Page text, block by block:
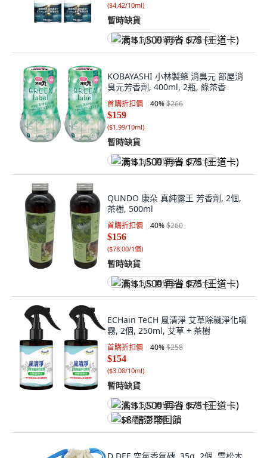
($4.42/10ml)
暫時缺貨
满 $1,500 再省 $75 (王道卡)
KOBAYASHI 小林製藥 消臭元 部屋消
臭元芳香劑, 400ml, 2瓶, 綠茶香
首購折扣價 40%$266
$159
($1.99/10ml)
暫時缺貨
满 $1,500 再省 $75 (王道卡)
QUNDO 康朵 真純露王 芳香劑, 2個,
茶樹, 500ml
首購折扣價 40%$260
$156
($78.00/1個)
暫時缺貨
满 $1,500 再省 $75 (王道卡)
ECHain TeCH 風清淨 艾草除穢淨化噴
霧, 2個, 250ml, 艾草 + 茶樹
首購折扣價 40%$258
$154
($3.08/10ml)
暫時缺貨
满 $1,500 再省 $75 (王道卡)
$8 酷澎幣回饋